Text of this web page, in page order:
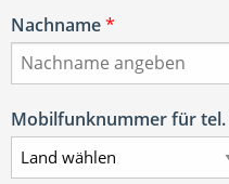
Nachname*
Mobilfunknummer für